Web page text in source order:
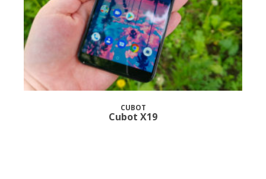
CUBOT
Cubot X19